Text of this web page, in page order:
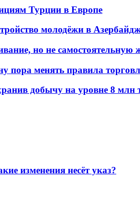
Турции в Европе
молодёжи в
но не самостоятельную
пора менять правила
добычу на уровне 8 млн
изменения несёт указ?